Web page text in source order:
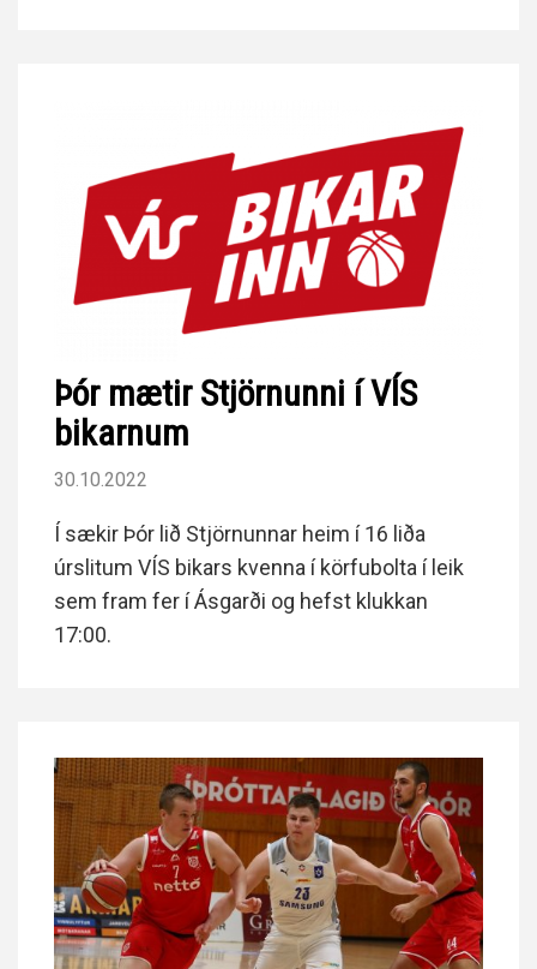
Þór mætir Stjörnunni í VÍS
bikarnum
30.10.2022
Í sækir Þór lið Stjörnunnar heim í 16 liða
úrslitum VÍS bikars kvenna í körfubolta í leik
sem fram fer í Ásgarði og hefst klukkan
17:00.